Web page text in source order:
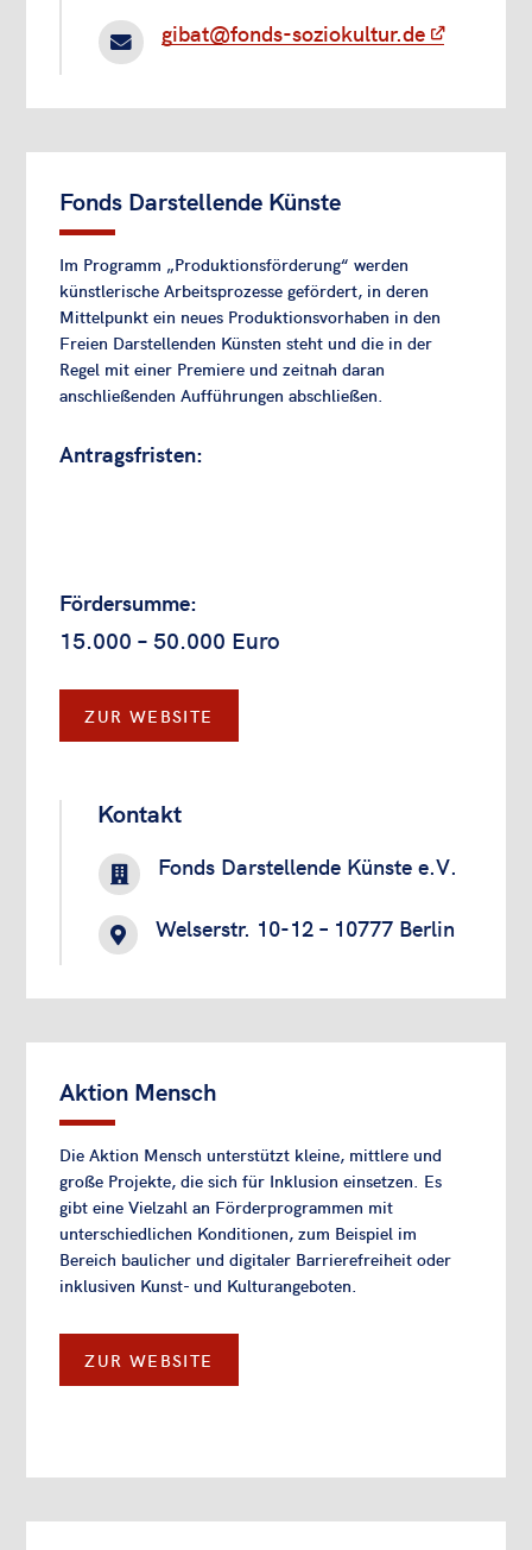
 gibat@fonds-soziokultur.de
Fonds Darstellende Künste
Im Programm „Produktionsförderung“ werden
künstlerische Arbeitsprozesse gefördert, in deren
Mittelpunkt ein neues Produktionsvorhaben in den
Freien Darstellenden Künsten steht und die in der
Regel mit einer Premiere und zeitnah daran
anschließenden Aufführungen abschließen.
Antragsfristen:
Fördersumme:
15.000 – 50.000 Euro
ZUR WEBSITE
Kontakt
 Fonds Darstellende Künste e.V.
 Welserstr. 10-12 – 10777 Berlin
Aktion Mensch
Die Aktion Mensch unterstützt kleine, mittlere und
große Projekte, die sich für Inklusion einsetzen. Es
gibt eine Vielzahl an Förderprogrammen mit
unterschiedlichen Konditionen, zum Beispiel im
Bereich baulicher und digitaler Barrierefreiheit oder
inklusiven Kunst- und Kulturangeboten.
ZUR WEBSITE